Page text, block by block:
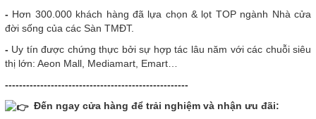
- Hơn 300.000 khách hàng đã lựa chọn & lọt TOP ngành Nhà cửa
đời sống của các Sàn TMĐT.
- Uy tín được chứng thực bởi sự hợp tác lâu năm với các chuỗi siêu
thị lớn: Aeon Mall, Mediamart, Emart…
----------------------------------------------------
Đến ngay cửa hàng để trải nghiệm và nhận ưu đãi: